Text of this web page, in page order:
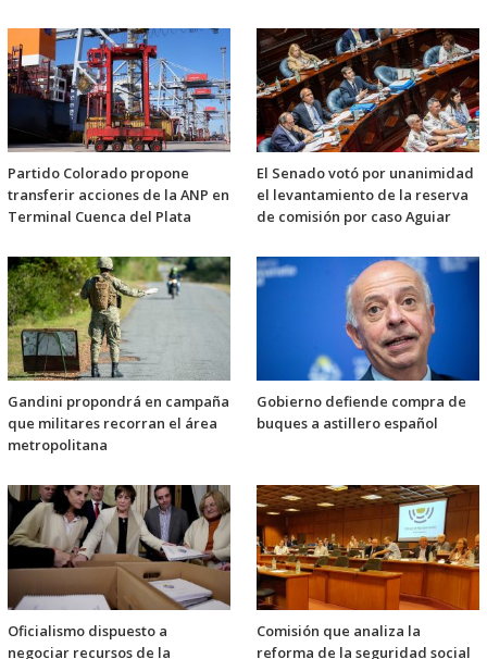
Partido Colorado propone
transferir acciones de la ANP en
Terminal Cuenca del Plata
El Senado votó por unanimidad
el levantamiento de la reserva
de comisión por caso Aguiar
Gandini propondrá en campaña
que militares recorran el área
metropolitana
Gobierno defiende compra de
buques a astillero español
Oficialismo dispuesto a
negociar recursos de la
Comisión que analiza la
reforma de la seguridad social